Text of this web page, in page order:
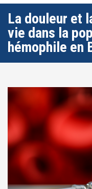
La douleur et
vie dans la
hémophile en